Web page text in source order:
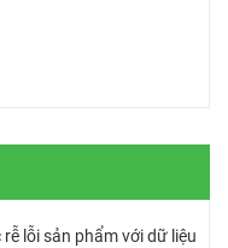
lỗi sản phẩm với dữ liệu